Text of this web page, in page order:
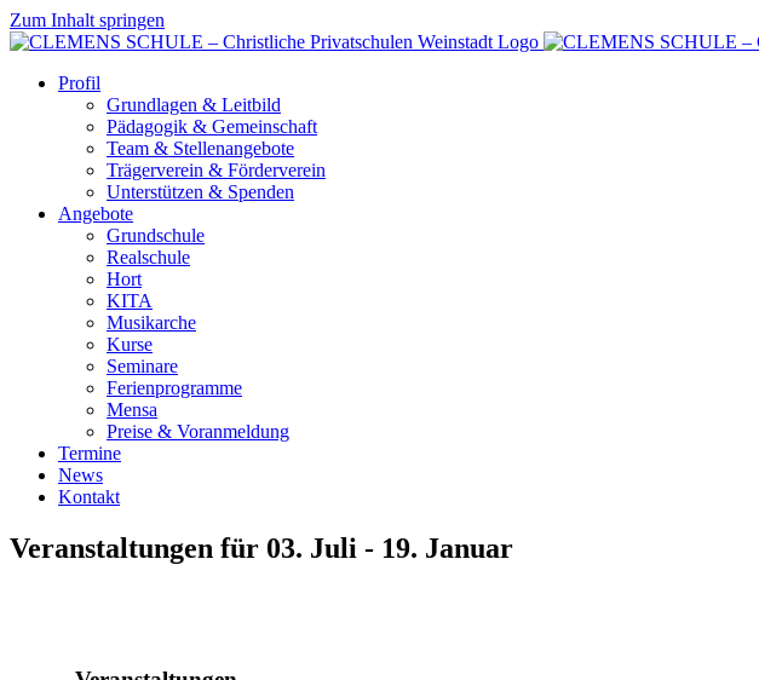
Zum Inhalt springen
Profil
Grundlagen & Leitbild
Pädagogik & Gemeinschaft
Team & Stellenangebote
Trägerverein & Förderverein
Unterstützen & Spenden
Angebote
Grundschule
Realschule
Hort
KITA
Musikarche
Kurse
Seminare
Ferienprogramme
Mensa
Preise & Voranmeldung
Termine
News
Kontakt
Veranstaltungen für 03. Juli - 19. Januar